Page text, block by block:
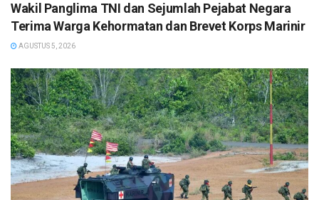
Wakil Panglima TNI dan Sejumlah Pejabat Negara
Terima Warga Kehormatan dan Brevet Korps Marinir
AGUSTUS 5, 2026